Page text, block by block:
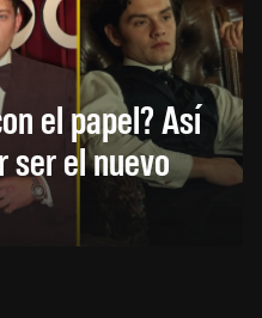
el papel? Así
ser el nuevo